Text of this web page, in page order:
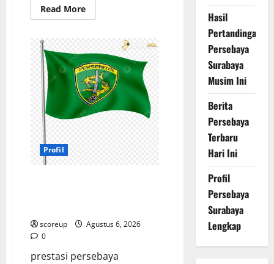
Read MoreRead
more
Persebaya
Surabaya,
Kabar
Pemain
Bintang
dan
Persiapan
Musim
Depan
Profil
scoreup
Agustus 6, 2026
0
prestasi persebaya
Hasil
Pertandingan
Persebaya
Surabaya
Musim Ini
Berita
Persebaya
Terbaru
Hari Ini
Profil
Persebaya
Surabaya
Lengkap